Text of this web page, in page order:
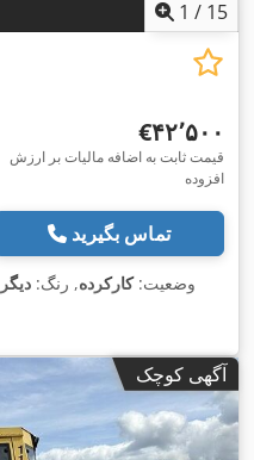
1 / 15
‎€۴۲٬۵۰۰
قیمت ثابت به اضافه مالیات بر ارزش
افزوده
تماس بگیرید
وضعیت:کارکرده, رنگ: دیگر
آگهی کوچک